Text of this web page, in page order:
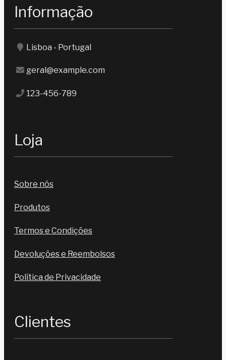
Informação
Lisboa - Portugal
geral@example.com
123-456-789
Loja
Sobre nós
Produtos
Termos e Condições
Devoluções e Reembolsos
Política de Privacidade
Clientes